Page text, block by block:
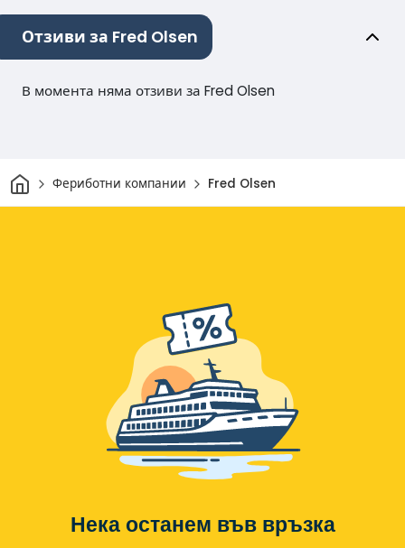
Отзиви за Fred Olsen
В момента няма отзиви за Fred Olsen
Начало
Фериботни компании Fred Olsen
Нека останем във връзка